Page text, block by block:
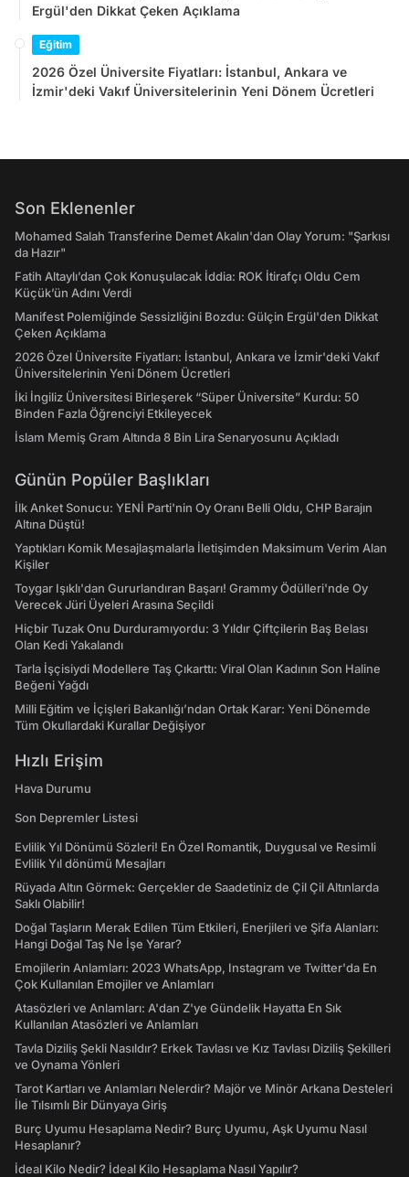
Ergül'den Dikkat Çeken Açıklama
Eğitim
2026 Özel Üniversite Fiyatları: İstanbul, Ankara ve
İzmir'deki Vakıf Üniversitelerinin Yeni Dönem Ücretleri
Son Eklenenler
Mohamed Salah Transferine Demet Akalın'dan Olay Yorum: "Şarkısı
da Hazır"
Fatih Altaylı’dan Çok Konuşulacak İddia: ROK İtirafçı Oldu Cem
Küçük’ün Adını Verdi
Manifest Polemiğinde Sessizliğini Bozdu: Gülçin Ergül'den Dikkat
Çeken Açıklama
2026 Özel Üniversite Fiyatları: İstanbul, Ankara ve İzmir'deki Vakıf
Üniversitelerinin Yeni Dönem Ücretleri
İki İngiliz Üniversitesi Birleşerek “Süper Üniversite” Kurdu: 50
Binden Fazla Öğrenciyi Etkileyecek
İslam Memiş Gram Altında 8 Bin Lira Senaryosunu Açıkladı
Günün Popüler Başlıkları
İlk Anket Sonucu: YENİ Parti'nin Oy Oranı Belli Oldu, CHP Barajın
Altına Düştü!
Yaptıkları Komik Mesajlaşmalarla İletişimden Maksimum Verim Alan
Kişiler
Toygar Işıklı'dan Gururlandıran Başarı! Grammy Ödülleri'nde Oy
Verecek Jüri Üyeleri Arasına Seçildi
Hiçbir Tuzak Onu Durduramıyordu: 3 Yıldır Çiftçilerin Baş Belası
Olan Kedi Yakalandı
Tarla İşçisiydi Modellere Taş Çıkarttı: Viral Olan Kadının Son Haline
Beğeni Yağdı
Milli Eğitim ve İçişleri Bakanlığı’ndan Ortak Karar: Yeni Dönemde
Tüm Okullardaki Kurallar Değişiyor
Hızlı Erişim
Hava Durumu
Son Depremler Listesi
Evlilik Yıl Dönümü Sözleri! En Özel Romantik, Duygusal ve Resimli
Evlilik Yıl dönümü Mesajları
Rüyada Altın Görmek: Gerçekler de Saadetiniz de Çil Çil Altınlarda
Saklı Olabilir!
Doğal Taşların Merak Edilen Tüm Etkileri, Enerjileri ve Şifa Alanları:
Hangi Doğal Taş Ne İşe Yarar?
Emojilerin Anlamları: 2023 WhatsApp, Instagram ve Twitter'da En
Çok Kullanılan Emojiler ve Anlamları
Atasözleri ve Anlamları: A'dan Z'ye Gündelik Hayatta En Sık
Kullanılan Atasözleri ve Anlamları
Tavla Diziliş Şekli Nasıldır? Erkek Tavlası ve Kız Tavlası Diziliş Şekilleri
ve Oynama Yönleri
Tarot Kartları ve Anlamları Nelerdir? Majör ve Minör Arkana Desteleri
İle Tılsımlı Bir Dünyaya Giriş
Burç Uyumu Hesaplama Nedir? Burç Uyumu, Aşk Uyumu Nasıl
Hesaplanır?
İdeal Kilo Nedir? İdeal Kilo Hesaplama Nasıl Yapılır?